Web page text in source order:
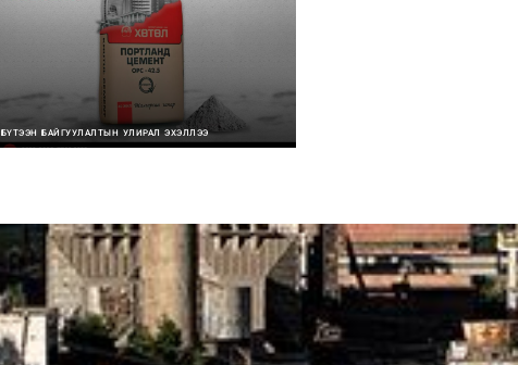
БҮТЭЭН БАЙГУУЛАЛТЫН УЛИРАЛ ЭХЭЛЛЭЭ